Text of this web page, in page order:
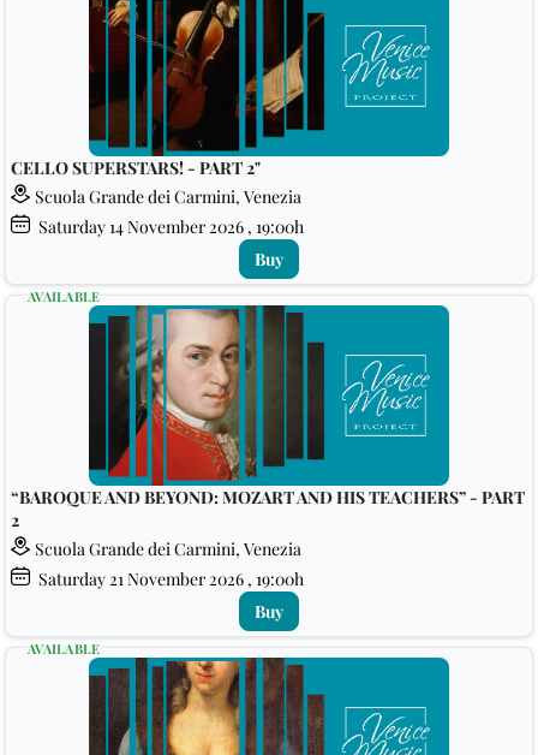
CELLO SUPERSTARS! - PART 2"
Scuola Grande dei Carmini, Venezia
Saturday14November 2026 , 19:00h
Buy
“BAROQUE AND BEYOND: MOZART AND HIS TEACHERS” - PART
2
Scuola Grande dei Carmini, Venezia
Saturday21November 2026 , 19:00h
AVAILABLE
Buy
AVAILABLE